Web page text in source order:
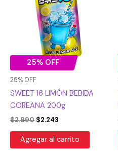
25% OFF
25% OFF
SWEET 16 LIMÓN BEBIDA
COREANA 200g
$2.990
$2.990.
$2.243
$2.243.
Agregar al carrito